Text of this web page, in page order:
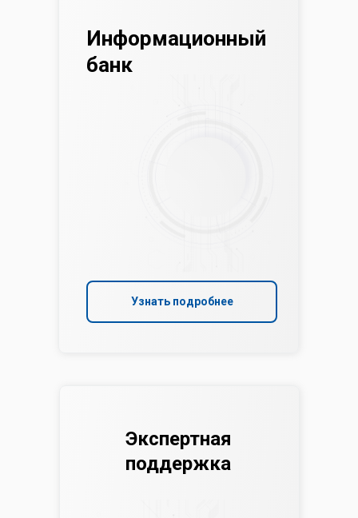
Узнать подробнее
Информационный
банк
Экспертная
поддержка